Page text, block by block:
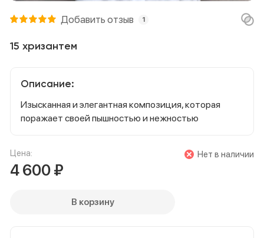
Добавить отзыв 1
15 хризантем
Описание:
Изысканная и элегантная композиция, которая
поражает своей пышностью и нежностью
Цена:
4 600₽
Нет в наличии
В корзину